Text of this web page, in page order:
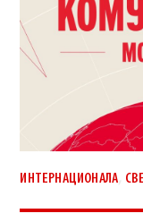
ИНТЕРНАЦИОНАЛА